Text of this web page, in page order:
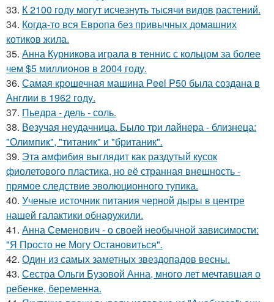
33. К 2100 году могут исчезнуть тысячи видов растений.
34. Когда-то вся Европа без привычных домашних
котиков жила.
35. Анна Курникова играла в теннис с кольцом за более
чем $5 миллионов в 2004 году.
36. Самая крошечная машина Peel P50 была создана в
Англии в 1962 году.
37. Пьедра - дель - соль.
38. Везучая неудачница. Было три лайнера - близнеца:
"Олимпик", "титаник" и "британик".
39. Эта амфибия выглядит как раздутый кусок
фиолетового пластика, но её странная внешность -
прямое следствие эволюционного тупика.
40. Ученые источник питания черной дыры в центре
нашей галактики обнаружили.
41. Анна Семенович - о своей необычной зависимости:
"Я Просто не Могу Остановиться".
42. Один из самых заметных звездопадов весны.
43. Сестра Ольги Бузовой Анна, много лет мечтавшая о
ребенке, беременна.